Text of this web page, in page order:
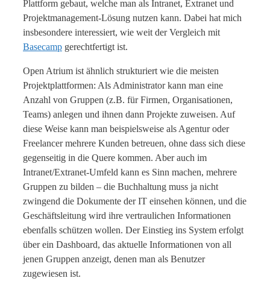
Plattform gebaut, welche man als Intranet, Extranet und
Projektmanagement-Lösung nutzen kann. Dabei hat mich
insbesondere interessiert, wie weit der Vergleich mit
Basecamp gerechtfertigt ist.
Open Atrium ist ähnlich strukturiert wie die meisten
Projektplattformen: Als Administrator kann man eine
Anzahl von Gruppen (z.B. für Firmen, Organisationen,
Teams) anlegen und ihnen dann Projekte zuweisen. Auf
diese Weise kann man beispielsweise als Agentur oder
Freelancer mehrere Kunden betreuen, ohne dass sich diese
gegenseitig in die Quere kommen. Aber auch im
Intranet/Extranet-Umfeld kann es Sinn machen, mehrere
Gruppen zu bilden – die Buchhaltung muss ja nicht
zwingend die Dokumente der IT einsehen können, und die
Geschäftsleitung wird ihre vertraulichen Informationen
ebenfalls schützen wollen. Der Einstieg ins System erfolgt
über ein Dashboard, das aktuelle Informationen von all
jenen Gruppen anzeigt, denen man als Benutzer
zugewiesen ist.